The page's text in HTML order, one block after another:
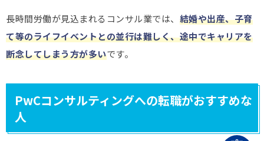
長時間労働が見込まれるコンサル業では、 結婚や出産、子育
て等のライフイベントとの並行は難しく、途中でキャリアを
断念してしまう方が多いです。
PwCコンサルティングへの転職がおすすめな
人